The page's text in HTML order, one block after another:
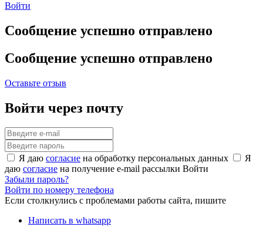
Войти
Сообщение успешно отправлено
Сообщение успешно отправлено
Оставьте отзыв
Войти через почту
Я даю согласие на обработку персональных данных
Я
даю согласие на получение e-mail рассылки Войти
Забыли пароль?
Войти по номеру телефона
Если столкнулись с проблемами работы сайта, пишите
Написать в whatsapp